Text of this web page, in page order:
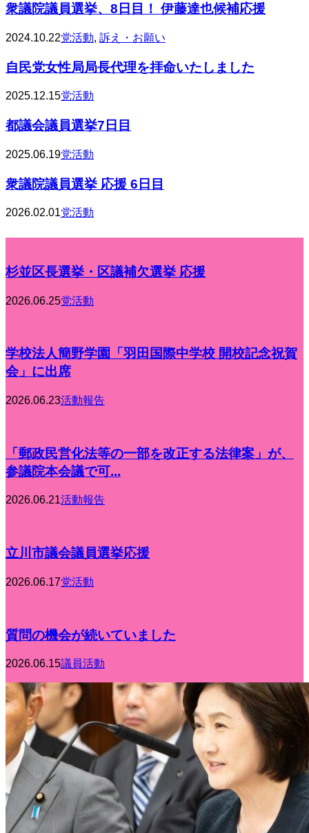
衆議院議員選挙、8日目！ 伊藤達也候補応援
2024.10.22党活動, 訴え・お願い
自民党女性局局長代理を拝命いたしました
2025.12.15党活動
都議会議員選挙7日目
2025.06.19党活動
衆議院議員選挙 応援 6日目
2026.02.01党活動
杉並区長選挙・区議補欠選挙 応援
2026.06.25党活動
学校法人簡野学園「羽田国際中学校 開校記念祝賀
会」に出席
2026.06.23活動報告
「郵政民営化法等の一部を改正する法律案」が、
参議院本会議で可...
2026.06.21活動報告
立川市議会議員選挙応援
2026.06.17党活動
質問の機会が続いていました
2026.06.15議員活動